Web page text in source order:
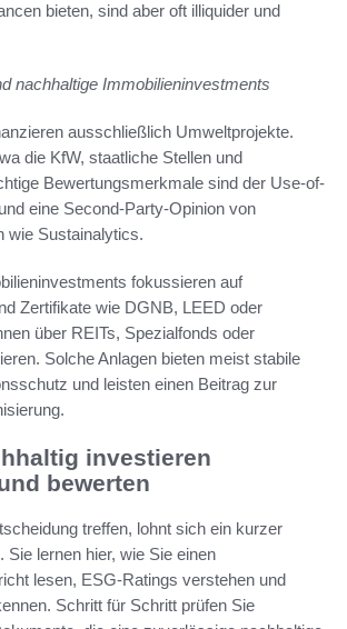
bieten, sind aber oft illiquider und
nachhaltige Immobilieninvestments
ausschließlich Umweltprojekte.
die KfW, staatliche Stellen und
Bewertungsmerkmale sind der Use-of-
eine Second-Party-Opinion von
wie Sustainalytics.
fokussieren auf
Zertifikate wie DGNB, LEED oder
über REITs, Spezialfonds oder
Solche Anlagen bieten meist stabile
und leisten einen Beitrag zur
investieren
bewerten
treffen, lohnt sich ein kurzer
Sie lernen hier, wie Sie einen
lesen, ESG-Ratings verstehen und
Schritt für Schritt prüfen Sie